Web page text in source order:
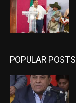
POPULAR POSTS